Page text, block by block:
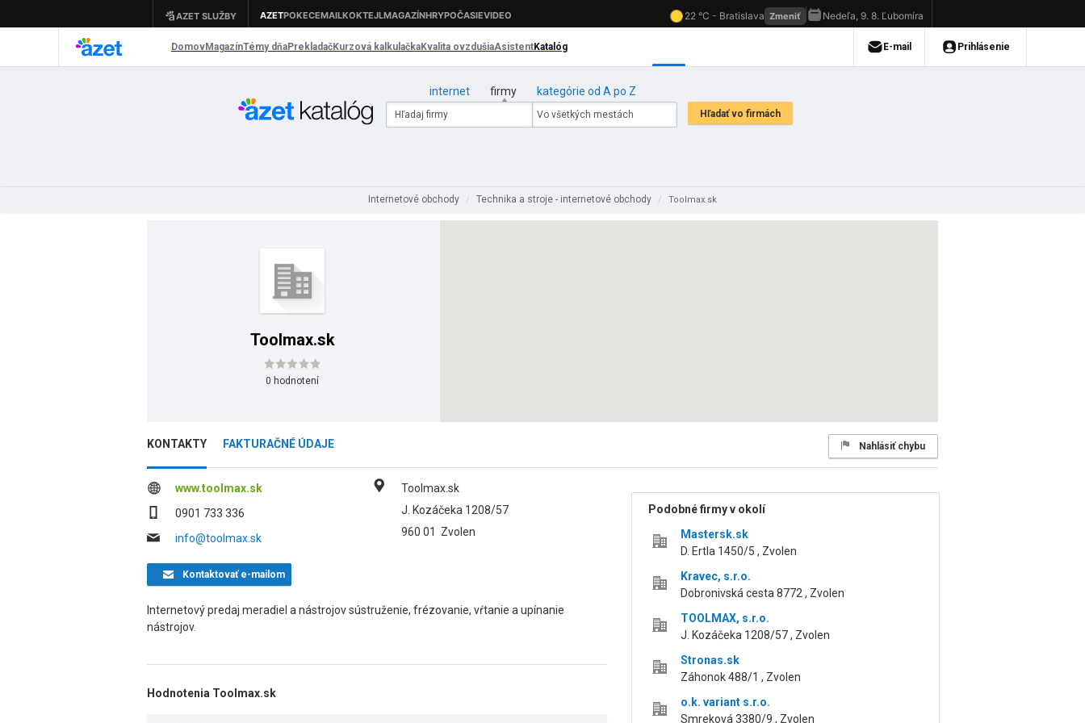
internet firmy kategórie od A po Z
Internetové obchody / Technika a stroje - internetové obchody / Toolmax.sk
Toolmax.sk
0 hodnotení
KONTAKTY FAKTURAČNÉ ÚDAJE Nahlásiť chybu
www.toolmax.sk
0901 733 336
info@toolmax.sk
Toolmax.sk
J. Kozáčeka 1208/57
960 01
Zvolen
Kontaktovaťe-mailom
Internetový predaj meradiel a nástrojov sústruženie, frézovanie, vŕtanie a upínanie
nástrojov.
Hodnotenia Toolmax.sk
Podobné firmy v okolí
Mastersk.sk
D. Ertla 1450/5 , Zvolen
Kravec, s.r.o.
Dobronivská cesta 8772 , Zvolen
TOOLMAX, s.r.o.
J. Kozáčeka 1208/57 , Zvolen
Stronas.sk
Záhonok 488/1 , Zvolen
o.k. variant s.r.o.
Smreková 3380/9 , Zvolen